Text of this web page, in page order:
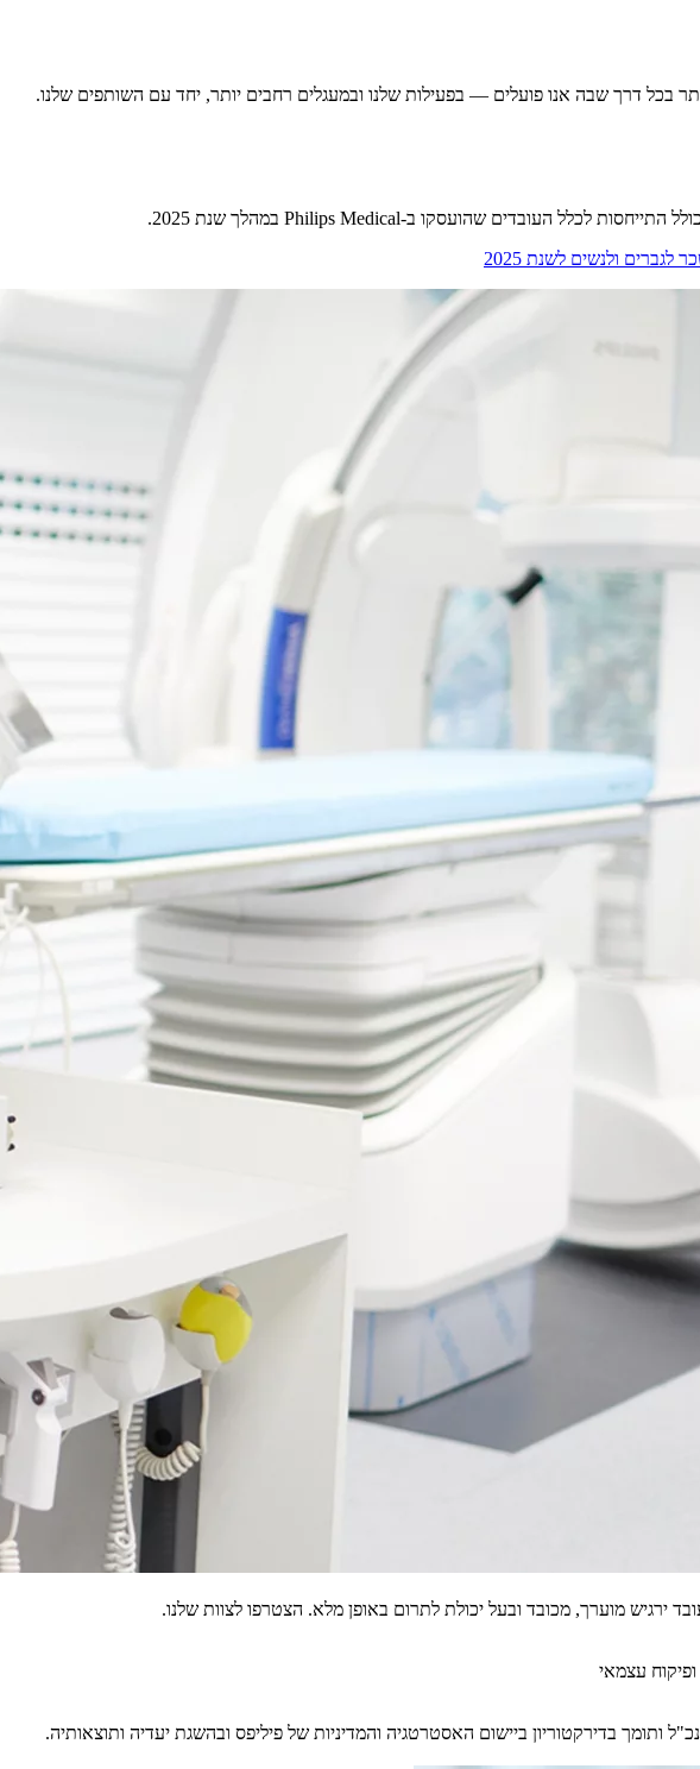
בכל דרך שבה אנו פועלים — בפעילות שלנו ובמעגלים רחבים יותר, יחד עם השותפים שלנו.
ולנשים לשנת 2025
ירגיש מוערך, מכובד ובעל יכולת לתרום באופן מלא. הצטרפו לצוות שלנו.
עצמאי
ותומך בדירקטוריון ביישום האסטרטגיה והמדיניות של פיליפס ובהשגת יעדיה ותוצאותיה.